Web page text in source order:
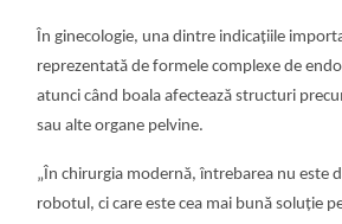
În ginecologie, una dintre indicațiile
reprezentată de formele complexe de
atunci când boala afectează structuri
sau alte organe pelvine.
„În chirurgia modernă, întrebarea nu este
robotul, ci care este cea mai bună soluție